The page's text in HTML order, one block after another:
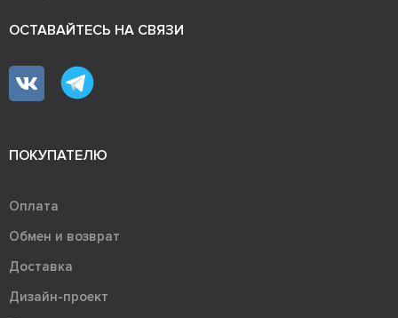
ОСТАВАЙТЕСЬ НА СВЯЗИ
ПОКУПАТЕЛЮ
Оплата
Обмен и возврат
Доставка
Дизайн-проект